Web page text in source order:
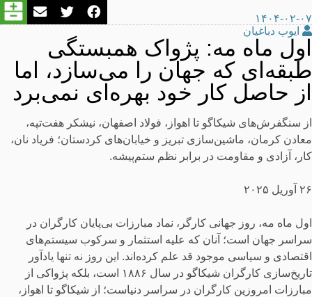
۱۴۰۴-۰۲-۰۷
ایوب دباغیان
اول ماه مه: پژواک همبستگی
طبقه‌ای که جهان را می‌سازد، اما
از حاصل کار خود بهره‌ای نمی‌برد
از سنگفرش‌های شیکاگو تا اهواز، فولاد اصفهان، نیشکر هفت‌تپه،
معادن کرمان، ماشین‌سازی تبریز و خیابان‌های كردستان؛ فریاد نان،
کار، آزادی و مقاومت در برابر نظم ستم‌پیشه.
٢۶ آوریل ۲۰۲۵
اول ماه مه، روز جهانی کارگر، نماد مبارزات بی‌پایان کارگران در
سراسر جهان است؛ آنان که علیه استثمار و سرکوب سیستم‌های
اقتصادی و سیاسی موجود قد علم کرده‌اند. این روز نه تنها یادآور
تاریخ‌سازی کارگران شیکاگو در سال ۱۸۸۶ است، بلکه پژواکی از
مبارزات امروزین کارگران در سراسر دنیاست؛ از شیکاگو تا اهواز،